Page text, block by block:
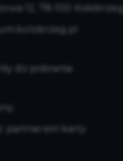
12, 78-100 Kołobrzeg
do pobrania
partnerem karty